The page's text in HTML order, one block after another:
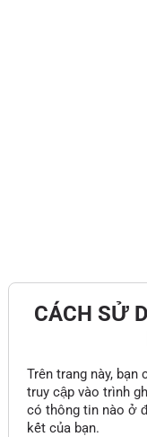
CÁCH SỬ
Trên trang này,
truy cập vào trình
có thông tin nào ở
kết của bạn.